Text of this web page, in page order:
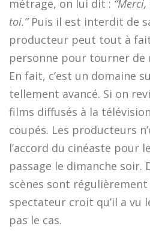
métrage, on lui dit :
toi.”Puis il est interdit de
producteur peut tout à
personne pour tourner de
En fait, c’est un domaine
tellement avancé. Si on
films diffusés à la
coupés. Les producteurs
l’accord du cinéaste pour
passage le dimanche soir.
scènes sont régulièrement
spectateur croit qu’il a vu
pas le cas.